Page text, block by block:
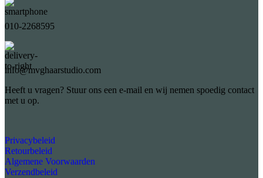
010-2268595
info@mvghaarstudio.com
Heeft u vragen? Stuur ons een e-mail en wij nemen spoedig contact
met u op.
Privacybeleid
Retourbeleid
Algemene Voorwaarden
Verzendbeleid